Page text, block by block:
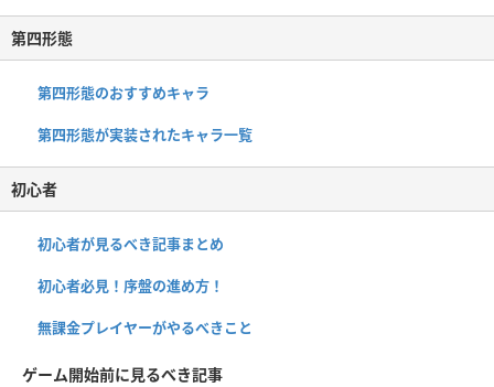
第四形態
第四形態のおすすめキャラ
第四形態が実装されたキャラ一覧
初心者
初心者が見るべき記事まとめ
初心者必見！序盤の進め方！
無課金プレイヤーがやるべきこと
ゲーム開始前に見るべき記事